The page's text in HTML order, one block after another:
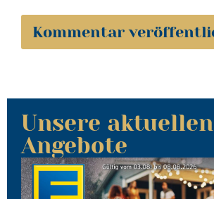
Unsere aktuellen
Angebote